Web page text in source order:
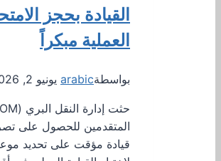
القيادة بحجز
العملية مبكراً
بواسطةarabic يونيو 2, 2026
المتقدمين للحصول على
قيادة مؤقت على تحديد